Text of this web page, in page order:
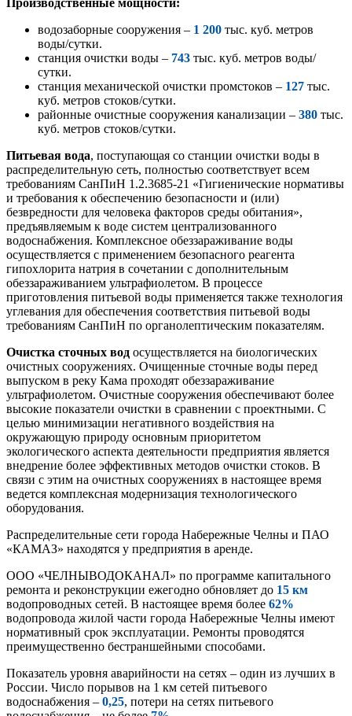
Производственные мощности:
водозаборные сооружения – 1 200 тыс. куб. метров
воды/сутки.
станция очистки воды – 743 тыс. куб. метров воды/
сутки.
станция механической очистки промстоков – 127 тыс.
куб. метров стоков/сутки.
районные очистные сооружения канализации – 380 тыс.
куб. метров стоков/сутки.
Питьевая вода, поступающая со станции очистки воды в
распределительную сеть, полностью соответствует всем
требованиям СанПиН 1.2.3685-21 «Гигиенические нормативы
и требования к обеспечению безопасности и (или)
безвредности для человека факторов среды обитания»,
предъявляемым к воде систем централизованного
водоснабжения. Комплексное обеззараживание воды
осуществляется с применением безопасного реагента
гипохлорита натрия в сочетании с дополнительным
обеззараживанием ультрафиолетом. В процессе
приготовления питьевой воды применяется также технология
углевания для обеспечения соответствия питьевой воды
требованиям СанПиН по органолептическим показателям.
Очистка сточных вод осуществляется на биологических
очистных сооружениях. Очищенные сточные воды перед
выпуском в реку Кама проходят обеззараживание
ультрафиолетом. Очистные сооружения обеспечивают более
высокие показатели очистки в сравнении с проектными. С
целью минимизации негативного воздействия на
окружающую природу основным приоритетом
экологического аспекта деятельности предприятия является
внедрение более эффективных методов очистки стоков. В
связи с этим на очистных сооружениях в настоящее время
ведется комплексная модернизация технологического
оборудования.
Распределительные сети города Набережные Челны и ПАО
«КАМАЗ» находятся у предприятия в аренде.
ООО «ЧЕЛНЫВОДОКАНАЛ» по программе капитального
ремонта и реконструкции ежегодно обновляет до 15 км
водопроводных сетей. В настоящее время более 62%
водопровода жилой части города Набережные Челны имеют
нормативный срок эксплуатации. Ремонты проводятся
преимущественно бестраншейными способами.
Показатель уровня аварийности на сетях – один из лучших в
России. Число порывов на 1 км сетей питьевого
водоснабжения – 0,25, потери на сетях питьевого